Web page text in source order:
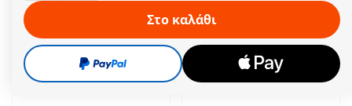
99,99 €
συμπερ. Φ.Π.Α.συν τα έξοδα αποστολής
Στο καλάθι